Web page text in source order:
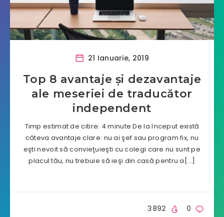
21 Ianuarie, 2019
Top 8 avantaje și dezavantaje
ale meseriei de traducător
independent
Timp estimat de citire: 4 minute De la început există
câteva avantaje clare: nu ai şef sau program fix, nu
eşti nevoit să convieţuieşti cu colegi care nu sunt pe
placul tău, nu trebuie să ieşi din casă pentru a[…]
0
3892